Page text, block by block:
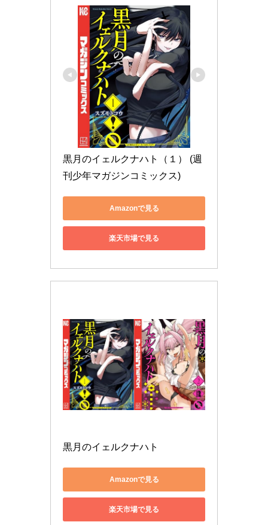
黒月のイェルクナハト（１） (週
刊少年マガジンコミックス)
Amazonで見る
楽天市場で見る
黒月のイェルクナハト
Amazonで見る
楽天市場で見る